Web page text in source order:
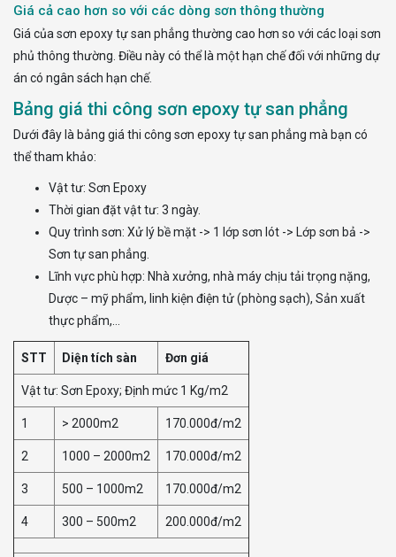
Giá cả cao hơn so với các dòng sơn thông thường
Giá của sơn epoxy tự san phẳng thường cao hơn so với các loại sơn
phủ thông thường. Điều này có thể là một hạn chế đối với những dự
án có ngân sách hạn chế.
Bảng giá thi công sơn epoxy tự san phẳng
Dưới đây là bảng giá thi công sơn epoxy tự san phẳng mà bạn có
thể tham khảo:
Vật tư: Sơn Epoxy
Thời gian đặt vật tư: 3 ngày.
Quy trình sơn: Xử lý bề mặt -> 1 lớp sơn lót -> Lớp sơn bả ->
Sơn tự san phẳng.
Lĩnh vực phù hợp: Nhà xưởng, nhà máy chịu tải trọng nặng,
Dược – mỹ phẩm, linh kiện điện tử (phòng sạch), Sản xuất
thực phẩm,…
STT Diện tích sàn Đơn giá
Vật tư: Sơn Epoxy; Định mức 1 Kg/m2
1 > 2000m2 170.000đ/m2
2 1000 – 2000m2 170.000đ/m2
3 500 – 1000m2 170.000đ/m2
4 300 – 500m2 200.000đ/m2